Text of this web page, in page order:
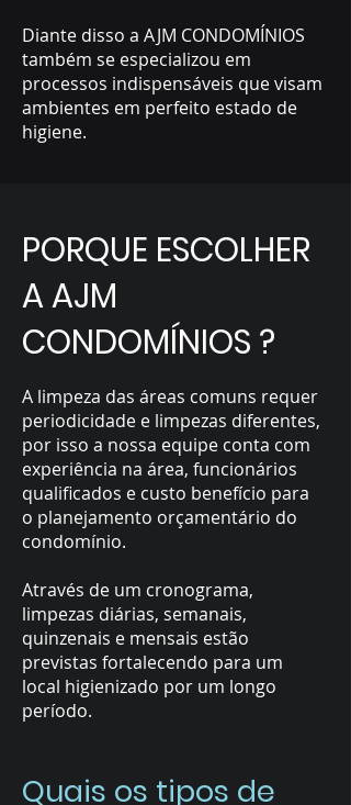
Diante disso a AJM CONDOMÍNIOS
também se especializou em
processos indispensáveis que visam
ambientes em perfeito estado de
higiene.
PORQUE ESCOLHER
A AJM
CONDOMÍNIOS ?
A limpeza das áreas comuns requer
periodicidade e limpezas diferentes,
por isso a nossa equipe conta com
experiência na área, funcionários
qualificados e custo benefício para
o planejamento orçamentário do
condomínio.
Através de um cronograma,
limpezas diárias, semanais,
quinzenais e mensais estão
previstas fortalecendo para um
local higienizado por um longo
período.
Quais os tipos de